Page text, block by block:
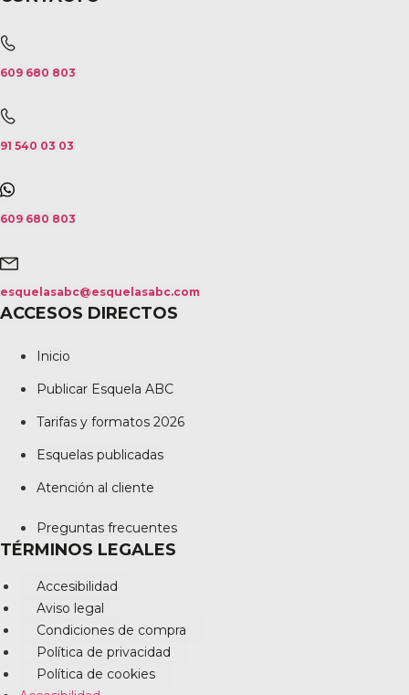
609 680 803
91 540 03 03
609 680 803
esquelasabc@esquelasabc.com
ACCESOS DIRECTOS
Inicio
Publicar Esquela ABC
Tarifas y formatos 2026
Esquelas publicadas
Atención al cliente
Preguntas frecuentes
TÉRMINOS LEGALES
Accesibilidad
Aviso legal
Condiciones de compra
Política de privacidad
Política de cookies